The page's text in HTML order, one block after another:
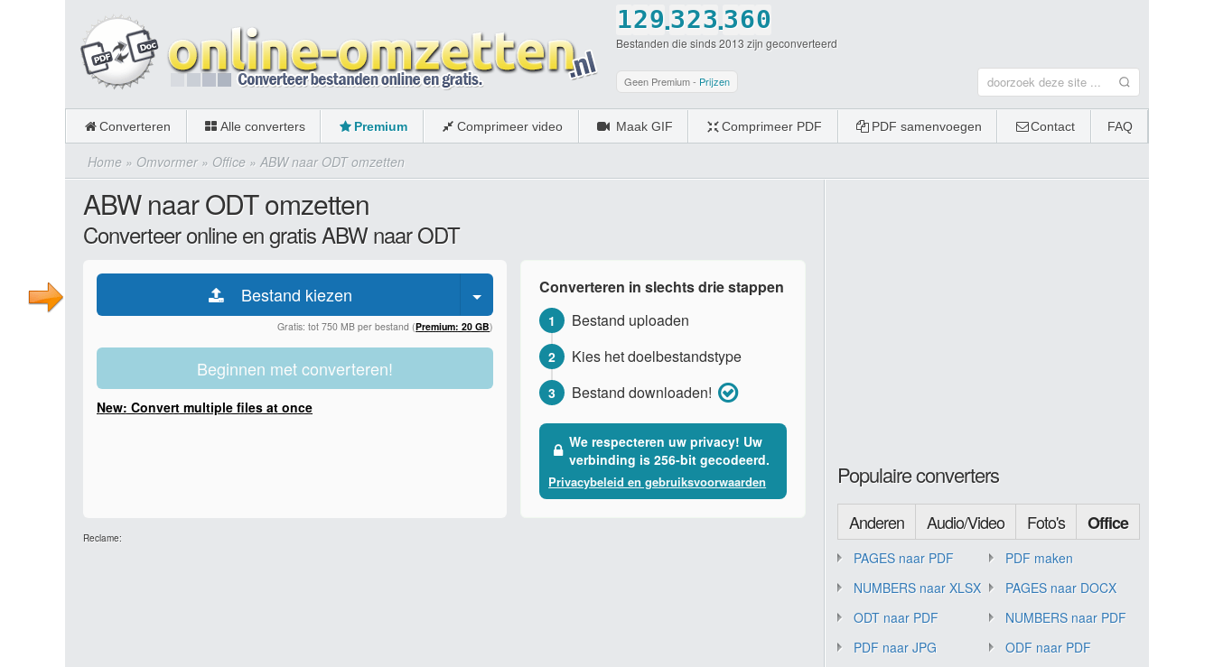
1
2
3
4
5
6
0
2
3
4
5
6
7
9
0
.3
4
5
6
7
8
2
3
4
5
6
7
3
4
5
6
7
8
.3
4
5
6
7
8
6
7
9
0
0
1
3
4
5
9
Bestanden die sinds 2013 zijn geconverteerd
Geen Premium - Prijzen
Converteren Alle converters Premium Comprimeer video Maak GIF Comprimeer PDF PDF samenvoegen Contact FAQ
Home » Omvormer» Office » ABW naar ODT omzetten
ABW naar ODT omzetten
Converteer online en gratis ABW naar ODT
Bestand kiezen
Gratis: tot 750 MB per bestand (Premium: 20 GB)
Beginnen met converteren!
New: Convert multiple files at once
Converteren in slechts drie stappen
1 Bestand uploaden
2 Kies het doelbestandstype
3 Bestand downloaden!
We respecteren uw privacy! Uw
verbinding is 256-bit gecodeerd.
Privacybeleid en gebruiksvoorwaarden
Reclame:
Populaire converters
Anderen Audio/Video Foto's Office
PAGES naar PDF
PDF maken
NUMBERS naar XLSX
PAGES naar DOCX
ODT naar PDF
NUMBERS naar PDF
PDF naar JPG
ODF naar PDF